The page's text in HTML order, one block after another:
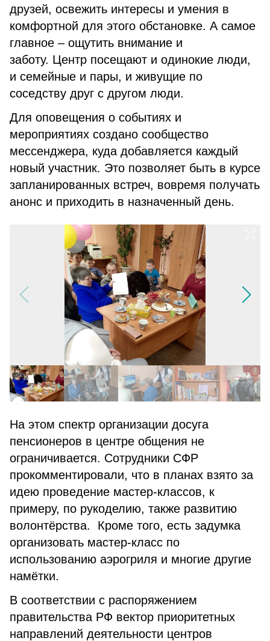
друзей, освежить интересы и умения в
комфортной для этого обстановке. А самое
главное – ощутить внимание и
заботу. Центр посещают и одинокие люди,
и семейные и пары, и живущие по
соседству друг с другом люди.
Для оповещения о событиях и
мероприятиях создано сообщество
мессенджера, куда добавляется каждый
новый участник. Это позволяет быть в курсе
запланированных встреч, вовремя получать
анонс и приходить в назначенный день.
На этом спектр организации досуга
пенсионеров в центре общения не
ограничивается. Сотрудники СФР
прокомментировали, что в планах взято за
идею проведение мастер-классов, к
примеру, по рукоделию, также развитию
волонтёрства. Кроме того, есть задумка
организовать мастер-класс по
использованию аэрогриля и многие другие
намётки.
В соответствии с распоряжением
правительства РФ вектор приоритетных
направлений деятельности центров